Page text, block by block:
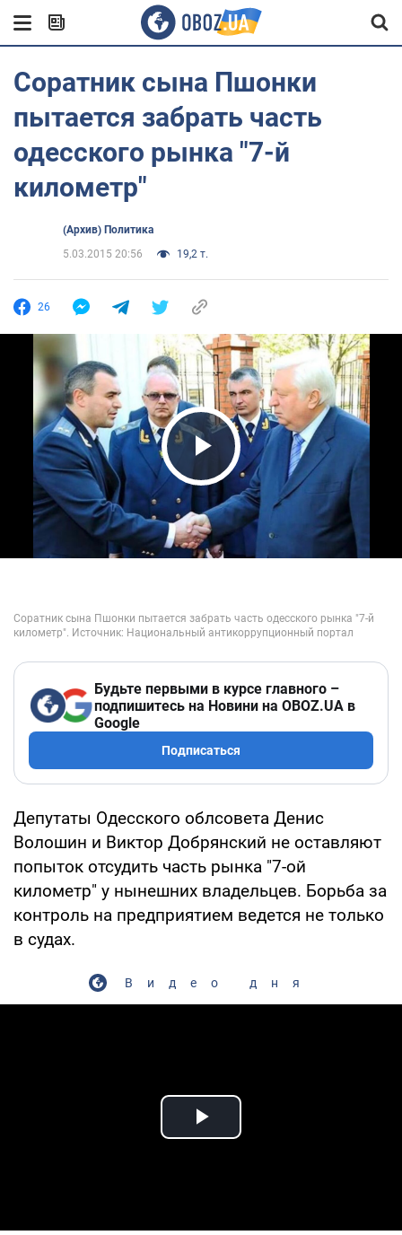
Соратник сына Пшонки
пытается забрать часть
одесского рынка "7-й
километр"
(Архив) Политика
5.03.2015 20:56
19,2 т.
26
Play Video
Будьте первыми в курсе главного –
подпишитесь на Новини на OBOZ.UA в
Google
Подписаться
Депутаты Одесского облсовета Денис
Волошин и Виктор Добрянский не оставляют
попыток отсудить часть рынка "7-ой
километр" у нынешних владельцев. Борьба за
контроль на предприятием ведется не только
в судах.
Видео дня
Play Video